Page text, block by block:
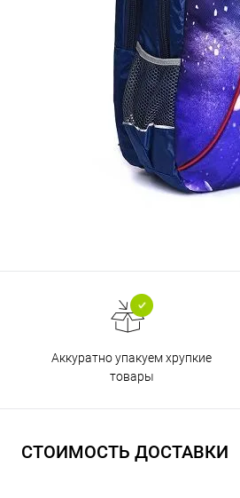
Аккуратно упакуем хрупкие
товары
СТОИМОСТЬ ДОСТАВКИ